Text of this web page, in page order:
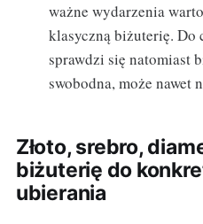
ważne wydarzenia
klasyczną biżuterię.
sprawdzi się natomiast
swobodna, może nawet
Złoto, srebro,
biżuterię do
ubierania